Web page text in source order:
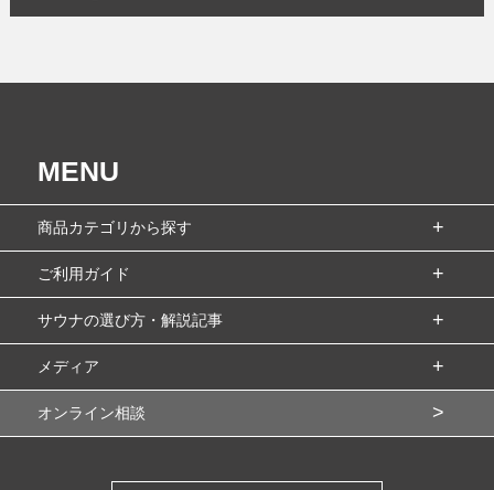
MENU
商品カテゴリから探す
ご利用ガイド
サウナの選び方・解説記事
メディア
オンライン相談